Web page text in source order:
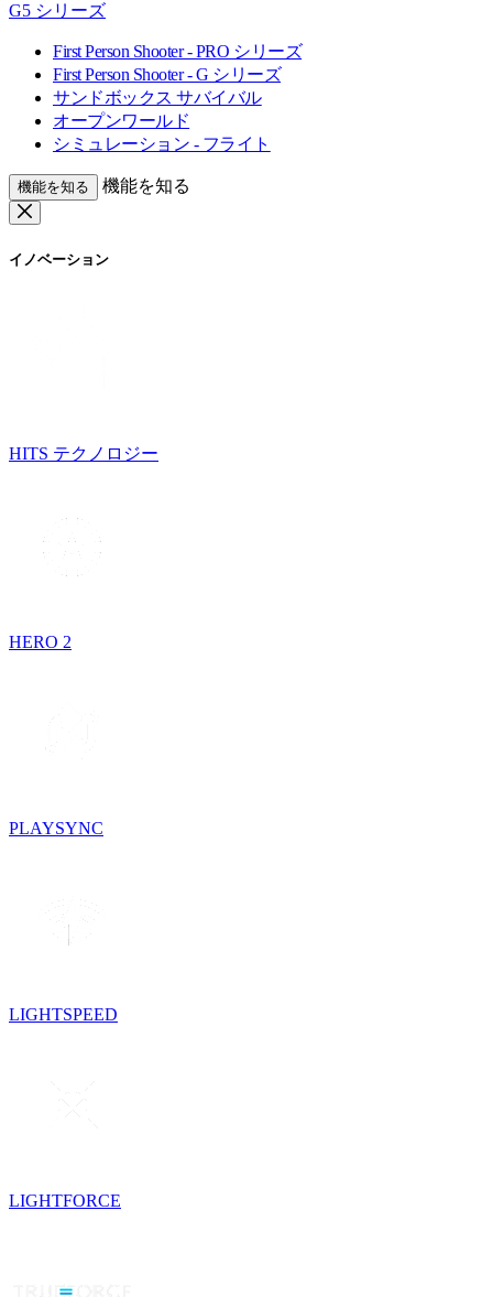
G5 シリーズ
First Person Shooter - PRO シリーズ
First Person Shooter - G シリーズ
サンドボックス サバイバル
オープンワールド
シミュレーション - フライト
機能を知る 機能を知る
イノベーション
HITS テクノロジー
HERO 2
PLAYSYNC
LIGHTSPEED
LIGHTFORCE